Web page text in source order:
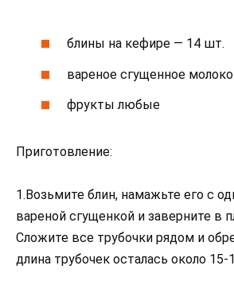
блины на кефире — 14 шт.
вареное сгущенное
фрукты любые
Приготовление:
1.Возьмите блин, намажьте его с
вареной сгущенкой и заверните в
Сложите все трубочки рядом и
длина трубочек осталась около 15-